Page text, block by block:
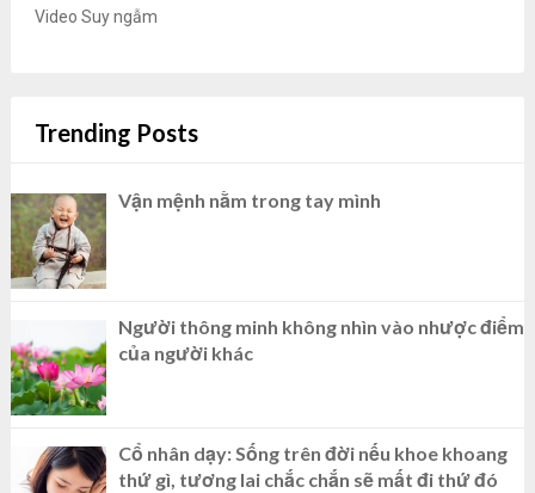
Video Suy ngẫm
Trending Posts
Vận mệnh nằm trong tay mình
Người thông minh không nhìn vào nhược điểm
của người khác
Cổ nhân dạy: Sống trên đời nếu khoe khoang
thứ gì, tương lai chắc chắn sẽ mất đi thứ đó